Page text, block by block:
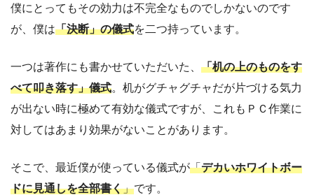
僕にとってもその効力は不完全なものでしかないのです
が、僕は「決断」の儀式を二つ持っています。
一つは著作にも書かせていただいた、 「机の上のものをす
べて叩き落す」儀式。机がグチャグチャだが片づける気力
が出ない時に極めて有効な儀式ですが、これもＰＣ作業に
対してはあまり効果がないことがあります。
そこで、最近僕が使っている儀式が「デカいホワイトボー
ドに見通しを全部書く」です。